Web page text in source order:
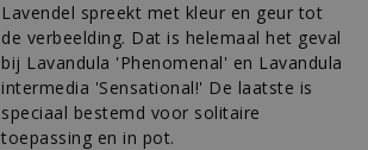
Lavendel spreekt met kleur en geur tot
de verbeelding. Dat is helemaal het geval
bij Lavandula 'Phenomenal' en Lavandula
intermedia 'Sensational!' De laatste is
speciaal bestemd voor solitaire
toepassing en in pot.